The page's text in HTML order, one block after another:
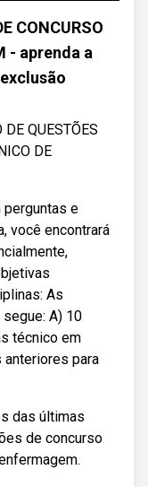
CONCURSO
- aprenda a
QUESTÕES
DE
e
você encontrará
As
A) 10
técnico em
para
das últimas
de concurso